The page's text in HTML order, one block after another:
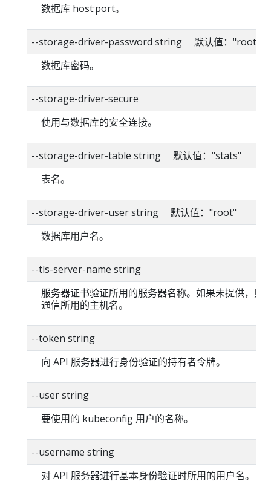
数据库 host:port。
--storage-driver-password string 默认值："root"
数据库密码。
--storage-driver-secure
使用与数据库的安全连接。
--storage-driver-table string 默认值："stats"
表名。
--storage-driver-user string 默认值："root"
数据库用户名。
--tls-server-name string
服务器证书验证所用的服务器名称。如果未提供，则
通信所用的主机名。
--token string
向 API 服务器进行身份验证的持有者令牌。
--user string
要使用的 kubeconfig 用户的名称。
--username string
对 API 服务器进行基本身份验证时所用的用户名。